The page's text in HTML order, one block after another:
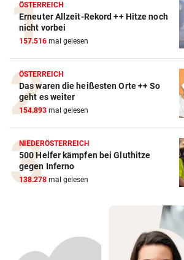
ÖSTERREICH
Erneuter Allzeit-Rekord ++ Hitze noch
nicht vorbei
157.516 mal gelesen
ÖSTERREICH
Das waren die heißesten Orte ++ So
geht es weiter
154.893 mal gelesen
NIEDERÖSTERREICH
500 Helfer kämpfen bei Gluthitze
gegen Inferno
138.278 mal gelesen